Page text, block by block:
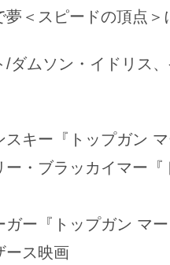
夢＜スピードの頂点＞
/ダムソン・イドリス
キー『トップガン
・ブラッカイマー
ガー『トップガン
ース映画